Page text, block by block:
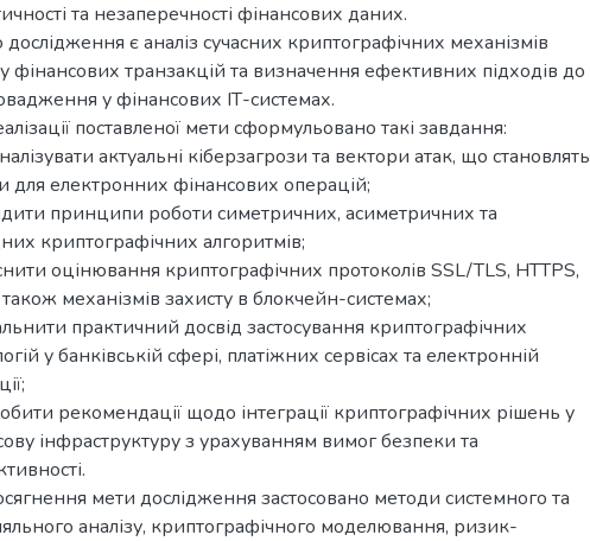
та незаперечності фінансових даних.
є аналіз сучасних криптографічних механізмів
фінансових транзакцій та визначення ефективних підходів до
у фінансових ІТ-системах.
поставленої мети сформульовано такі завдання:
актуальні кіберзагрози та вектори атак, що становлять
для електронних фінансових операцій;
принципи роботи симетричних, асиметричних та
криптографічних алгоритмів;
оцінювання криптографічних протоколів SSL/TLS, HTTPS,
також механізмів захисту в блокчейн-системах;
практичний досвід застосування криптографічних
у банківській сфері, платіжних сервісах та електронній
рекомендації щодо інтеграції криптографічних рішень у
інфраструктуру з урахуванням вимог безпеки та
мети дослідження застосовано методи системного та
аналізу, криптографічного моделювання, ризик-